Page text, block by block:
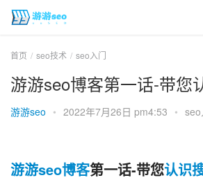
首页 seo技术 seo入门
游游seo博客第一话-带您
游游seo • 2022年7月26日 pm4:53 • seo
游游seo博客第一话-带您认识